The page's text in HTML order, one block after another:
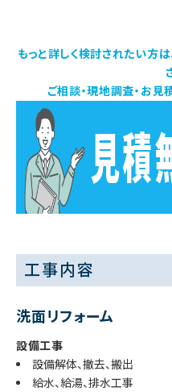
もっと詳しく検討されたい方
ご相談・現地調査・お
工事内容
洗面リフォーム
設備工事
設備解体、撤去、搬出
給水、給湯、排水工事